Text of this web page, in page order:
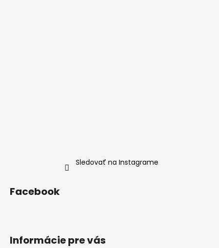
Sledovať na Instagrame
Facebook
Informácie pre vás